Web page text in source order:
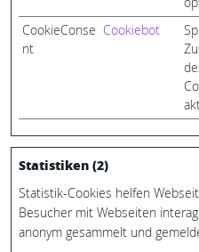
CookieConse
nt
Cookiebot
Statistiken (2)
Statistik-Cookies helfen
Besucher mit Webseiten
anonym gesammelt und